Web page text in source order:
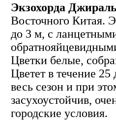
Экзохорда
Восточного Китая.
до 3 м, с
Цветки белые,
Цветет в течение
весь сезон и при
засухоустойчив,
городские условия.